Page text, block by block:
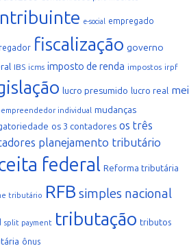
e-social empregado
fiscalização governo
IBS icms imposto de renda impostos irpf
lucro presumido lucro real mei
individual mudanças
os 3 contadores os três
planejamento tributário
federal Reforma tributária
tributário RFB simples nacional
split payment tributação tributos
ônus